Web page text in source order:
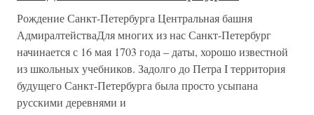
Рождение Санкт-Петербурга Центральная башня
АдмиралтействаДля многих из нас Санкт-Петербург
начинается с 16 мая 1703 года – даты, хорошо известной
из школьных учебников. Задолго до Петра I территория
будущего Санкт-Петербурга была просто усыпана
русскими деревнями и